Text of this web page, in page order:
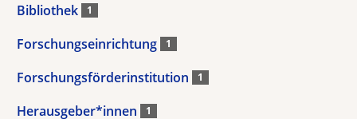
Bibliothek 1
Forschungseinrichtung 1
Forschungsförderinstitution 1
Herausgeber*innen 1